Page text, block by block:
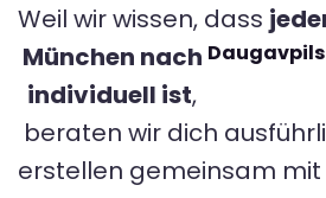
Weil wir wissen, dass
München nach
individuell ist,
beraten wir dich
erstellen gemeinsam mit